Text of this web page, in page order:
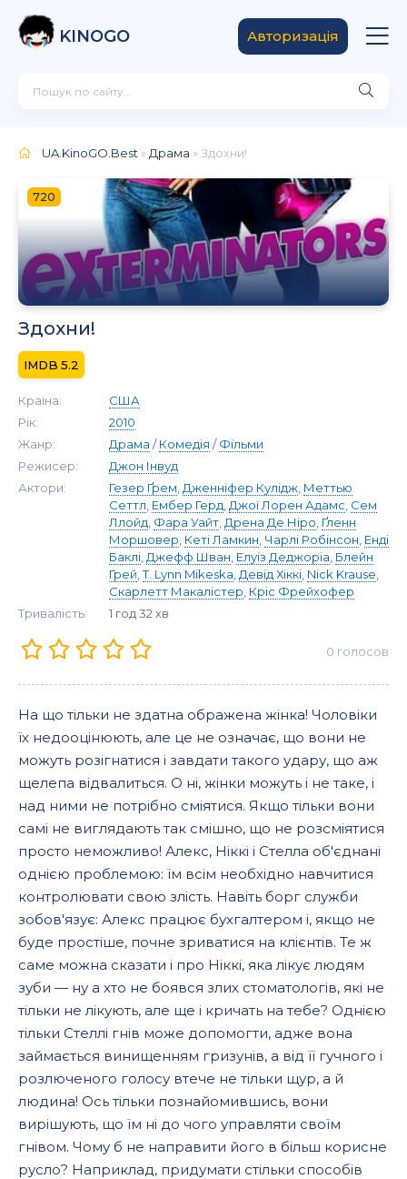
KINOGO Авторизація
UA.KinoGO.Best » Драма » Здохни!
720
Здохни!
5.2
Країна:
США
Рік:
2010
Жанр:
Драма /Комедія /Фільми
Режисер:
Джон Інвуд
Актори:
Гезер Ґрем Дженніфер Кулідж Меттью
Сеттл Ембер Герд Джої Лорен Адамс Сем
Ллойд Фара Уайт Дрена Де Ніро Ґленн
Моршовер Кеті Ламкин Чарлі Робінсон Енді
Баклі Джефф Шван Елуіз Деджоріа Блейн
Грей ,T. Lynn Mikeska Девід Хіккі Nick Krause
Скарлетт Макалістер Кріс Фрейхофер
Тривалість:
1 год 32 хв
0 голосов
На що тільки не здатна ображена жінка! Чоловіки
їх недооцінюють, але це не означає, що вони не
можуть розігнатися і завдати такого удару, що аж
щелепа відвалиться. О ні, жінки можуть і не таке, і
над ними не потрібно сміятися. Якщо тільки вони
самі не виглядають так смішно, що не розсміятися
просто неможливо! Алекс, Ніккі і Стелла об'єднані
однією проблемою: їм всім необхідно навчитися
контролювати свою злість. Навіть борг служби
зобов'язує: Алекс працює бухгалтером і, якщо не
буде простіше, почне зриватися на клієнтів. Те ж
саме можна сказати і про Ніккі, яка лікує людям
зуби — ну а хто не боявся злих стоматологів, які не
тільки не лікують, але ще і кричать на тебе? Однією
тільки Стеллі гнів може допомогти, адже вона
займається винищенням гризунів, а від її гучного і
розлюченого голосу втече не тільки щур, а й
людина! Ось тільки познайомившись, вони
вирішують, що їм ні до чого управляти своїм
гнівом. Чому б не направити його в більш корисне
русло? Наприклад, придумати стільки способів